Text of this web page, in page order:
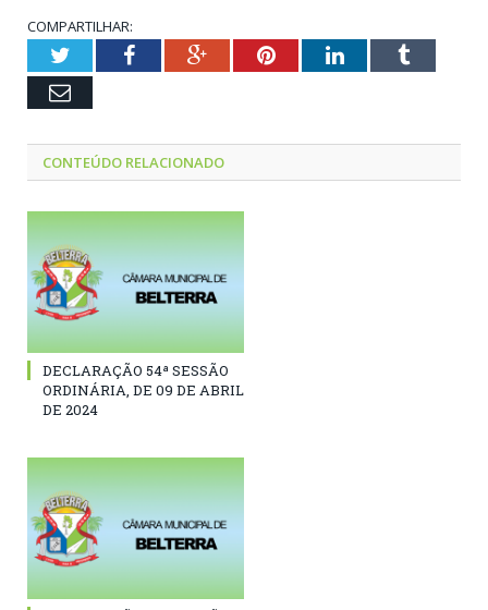
COMPARTILHAR:
TwitterFacebookGoogle+PinterestLinkedInTumblr
Email
CONTEÚDO RELACIONADO
DECLARAÇÃO 54ª SESSÃO
ORDINÁRIA, DE 09 DE ABRIL
DE 2024